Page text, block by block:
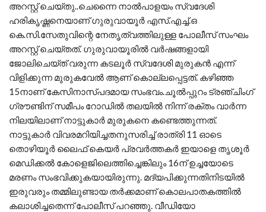
അറസ്റ്റ് ചെയ്തു..ചെന്നൈ നാല്‍പാളയം സ്വദേശി
ഹരികൃഷ്ണനെയാണ് ഗുരുവായൂര്‍ എസ്.എച്ച്.ഒ
കെ.സി.സേതുവിന്റെ നേതൃത്വത്തിലുള്ള പോലീസ് സംഘം
അറസ്റ്റ് ചെയ്തത്. ഗുരുവായൂരില്‍ വര്‍ഷങ്ങളായി
ജോലിചെയ്ത് വരുന്ന കടലൂര്‍ സ്വദേശി മുരുകന്‍ എന്ന്
വിളിക്കുന്ന മുരുകവേല്‍ ആണ് കൊല്ലപ്പെട്ടത്. കഴിഞ്ഞ
15നാണ് കേസിനാസ്പദമായ സംഭവം.ചൂല്‍പ്പുറം ട്രഞ്ചിംഗ്
ഗ്രൗണ്ടിന് സമീപം റോഡില്‍ തലയില്‍ നിന്ന് രക്തം വാര്‍ന്ന
നിലയിലാണ് നാട്ടുകാര്‍ മുരുകനെ കണ്ടെത്തുന്നത്.
നാട്ടുകാര്‍ വിവരമറിയിച്ചതനുസരിച്ച് രാത്രി 11 ഓടെ
തൊഴിയൂര്‍ ലൈഫ് കെയര്‍ പ്രവര്‍ത്തകര്‍ ഇയാളെ തൃശൂര്‍
മെഡിക്കല്‍ കോളെജിലെത്തിച്ചെങ്കിലും 16ന് ഉച്ചയോടെ
മരണം സംഭവിക്കുകയായിരുന്നു. മദ്യപിക്കുന്നതിനിടയില്‍
ഇരുവരും തമ്മിലുണ്ടായ തര്‍ക്കമാണ് കൊലപാതകത്തില്‍
കലാശിച്ചതെന്ന് പോലീസ് പറഞ്ഞു. വീഡിയോ